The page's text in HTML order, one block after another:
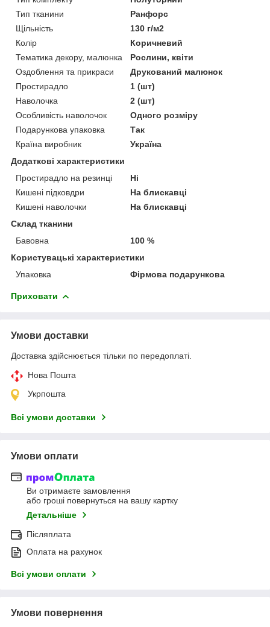
Тип тканини
Ранфорс
Щільність
130 г/м2
Колір
Коричневий
Тематика декору, малюнка
Рослини, квіти
Оздоблення та прикраси
Друкований малюнок
Простирадло
1 (шт)
Наволочка
2 (шт)
Особливість наволочок
Одного розміру
Подарункова упаковка
Так
Країна виробник
Україна
Додаткові характеристики
Простирадло на резинці
Ні
Кишені підковдри
На блискавці
Кишені наволочки
На блискавці
Склад тканини
Бавовна
100 %
Користувацькі характеристики
Упаковка
Фірмова подарункова
Приховати
Умови доставки
Доставка здійснюється тільки по передоплаті.
Нова Пошта
Укрпошта
Всі умови доставки
Умови оплати
Ви отримаєте замовлення
або гроші повернуться на вашу картку
Детальніше
Післяплата
Оплата на рахунок
Всі умови оплати
Умови повернення